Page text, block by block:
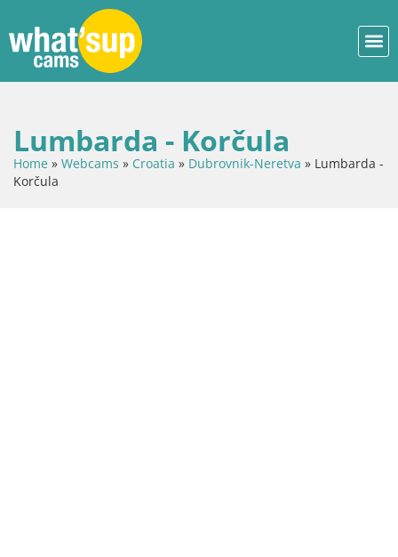
Lumbarda - Korčula
Home » Webcams » Croatia » Dubrovnik-Neretva » Lumbarda -
Korčula